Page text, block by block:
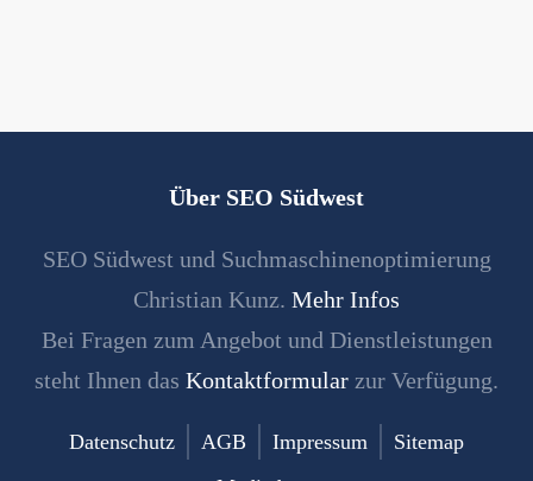
Über SEO Südwest
SEO Südwest und Suchmaschinenoptimierung
Christian Kunz. Mehr Infos
Bei Fragen zum Angebot und Dienstleistungen
steht Ihnen das Kontaktformular zur Verfügung.
Datenschutz AGB Impressum
Sitemap